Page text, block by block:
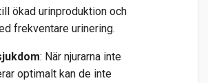
ökad urinproduktion och
frekventare urinering.
: När njurarna inte
optimalt kan de inte